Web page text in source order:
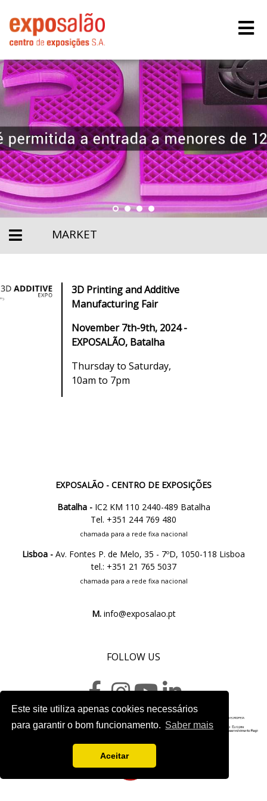
Este site utiliza apenas cookies necessários
para garantir o bom funcionamento. Saber mais
Aceitar
MARKET
3D Printing and Additive
Manufacturing Fair
November 7th-9th, 2024 -
EXPOSALÃO, Batalha
Thursday to Saturday,
10am to 7pm
EXPOSALÃO - CENTRO DE EXPOSIÇÕES
Batalha -IC2 KM 110 2440-489 Batalha
Tel. +351 244 769 480
chamada para a rede fixa nacional
Lisboa - Av. Fontes P. de Melo, 35 - 7ºD, 1050-118 Lisboa
tel.: +351 21 765 5037
chamada para a rede fixa nacional
M.info@exposalao.pt
FOLLOW US